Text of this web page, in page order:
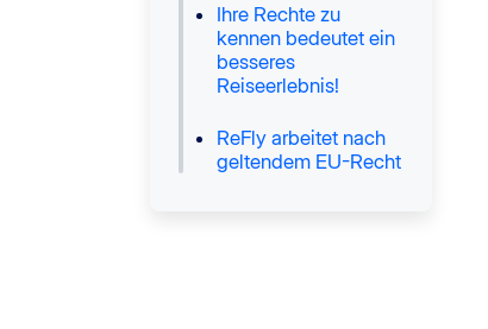
Ihre Rechte zu
kennen bedeutet ein
besseres
Reiseerlebnis!
ReFly arbeitet nach
geltendem EU-Recht